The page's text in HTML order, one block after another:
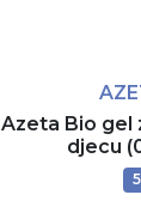
Azeta Bio gel
djecu